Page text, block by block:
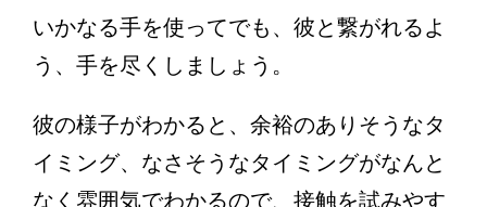
いかなる手を使ってでも、彼と繋がれるよ
う、手を尽くしましょう。
彼の様子がわかると、余裕のありそうなタ
イミング、なさそうなタイミングがなんと
なく雰囲気でわかるので、接触を試みやす